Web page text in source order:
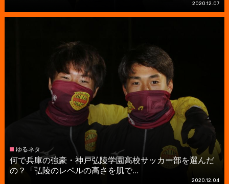
2020.12.07
ゆるネタ
何で兵庫の強豪・神戸弘陵学園高校サッカー部を選んだ
の？「弘陵のレベルの高さを肌で...
2020.12.04